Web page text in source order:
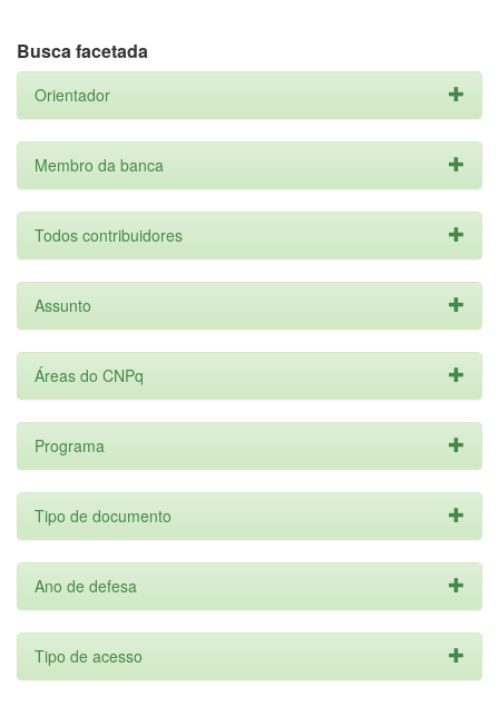
Busca facetada
Orientador
Membro da banca
Todos contribuidores
Assunto
Áreas do CNPq
Programa
Tipo de documento
Ano de defesa
Tipo de acesso